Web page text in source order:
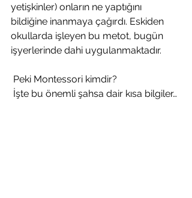
yetişkinler) onların ne yaptığını
bildiğine inanmaya çağırdı. Eskiden
okullarda işleyen bu metot, bugün
işyerlerinde dahi uygulanmaktadır.
Peki Montessori kimdir?
İşte bu önemli şahsa dair kısa bilgiler…